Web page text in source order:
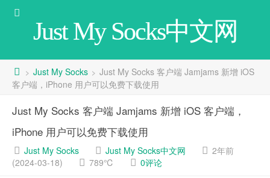
Just My Socks中文网
> Just My Socks > Just My Socks 客户端 Jamjams 新增 iOS
客户端，iPhone 用户可以免费下载使用
Just My Socks 客户端 Jamjams 新增 iOS 客户端，
iPhone 用户可以免费下载使用
Just My Socks Just My Socks中文网
2年前
(2024-03-18)
789℃ 0评论